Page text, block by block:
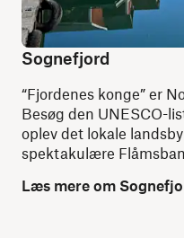
Sognefjord
“Fjordenes konge” er
Besøg den UNESCO-
oplev det lokale
spektakulære
Læs mere om